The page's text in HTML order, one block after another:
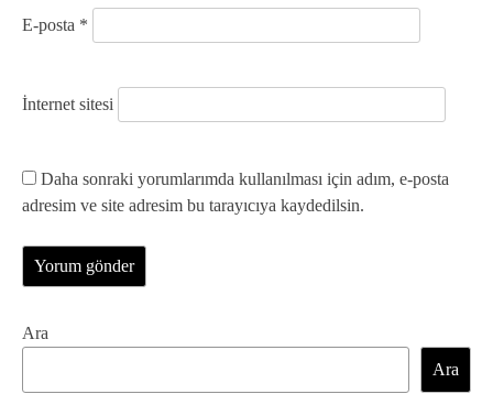
E-posta *
İnternet sitesi
Daha sonraki yorumlarımda kullanılması için adım, e-posta
adresim ve site adresim bu tarayıcıya kaydedilsin.
Ara
Ara